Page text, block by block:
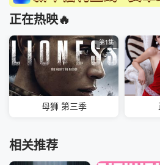
正在热映🔥
第1集
母狮 第三季
相关推荐